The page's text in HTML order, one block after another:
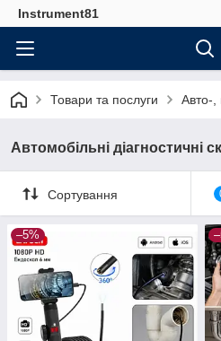
Instrument81
Товари та послуги Авто-,
Автомобільні діагностичні
Сортування
–5%